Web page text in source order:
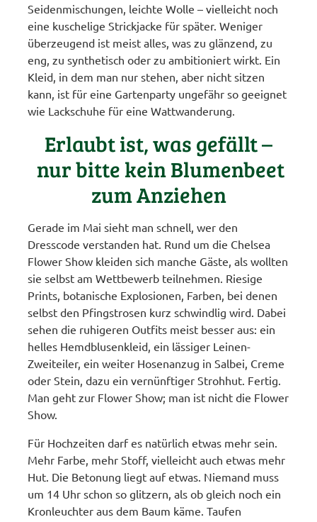
Seidenmischungen, leichte Wolle – vielleicht noch
eine kuschelige Strickjacke für später. Weniger
überzeugend ist meist alles, was zu glänzend, zu
eng, zu synthetisch oder zu ambitioniert wirkt. Ein
Kleid, in dem man nur stehen, aber nicht sitzen
kann, ist für eine Gartenparty ungefähr so geeignet
wie Lackschuhe für eine Wattwanderung.
Erlaubt ist, was gefällt –
nur bitte kein Blumenbeet
zum Anziehen
Gerade im Mai sieht man schnell, wer den
Dresscode verstanden hat. Rund um die Chelsea
Flower Show kleiden sich manche Gäste, als wollten
sie selbst am Wettbewerb teilnehmen. Riesige
Prints, botanische Explosionen, Farben, bei denen
selbst den Pfingstrosen kurz schwindlig wird. Dabei
sehen die ruhigeren Outfits meist besser aus: ein
helles Hemdblusenkleid, ein lässiger Leinen-
Zweiteiler, ein weiter Hosenanzug in Salbei, Creme
oder Stein, dazu ein vernünftiger Strohhut. Fertig.
Man geht zur Flower Show; man ist nicht die Flower
Show.
Für Hochzeiten darf es natürlich etwas mehr sein.
Mehr Farbe, mehr Stoff, vielleicht auch etwas mehr
Hut. Die Betonung liegt auf etwas. Niemand muss
um 14 Uhr schon so glitzern, als ob gleich noch ein
Kronleuchter aus dem Baum käme. Taufen